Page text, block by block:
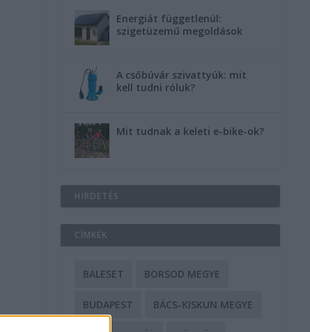
Energiát függetlenül:
szigetüzemű megoldások
A csőbúvár szivattyúk: mit
kell tudni róluk?
Mit tudnak a keleti e-bike-ok?
HIRDETÉS
CÍMKÉK
BALESET BORSOD MEGYE
BUDAPEST BÁCS-KISKUN MEGYE